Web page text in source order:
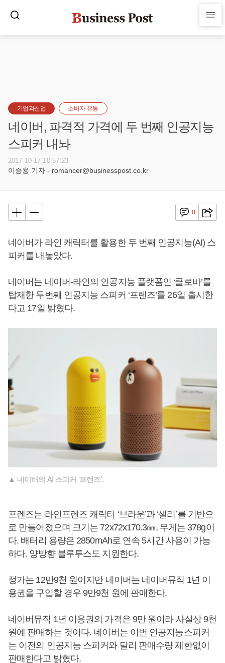
기업과산업 소비자·유통
네이버, 파격적 가격에 두 번째 인공지능
스피커 내놔
2017-10-17 10:57:23
이승용 기자 - romancer@businesspost.co.kr
0
네이버가 라인 캐릭터를 활용한 두 번째 인공지능(AI) 스
피커를 내놓았다.
네이버는 네이버-라인의 인공지능 플랫폼인 ‘클로바’를
탑재한 두번째 인공지능 스피커 ‘프렌즈’를 26일 출시한
다고 17일 밝혔다.
▲ 네이버의 AI 스피커 '프렌즈'.
프렌즈는 라인프렌즈 캐릭터 ‘브라운’과 ‘샐리’를 기반으
로 만들어졌으며 크기는 72x72x170.3㎜, 무게는 378g이
다. 배터리 용량은 2850mAh로 연속 5시간 사용이 가능
하다. 양방향 블루투스도 지원한다.
정가는 12만9천 원이지만 네이버는 네이버뮤직 1년 이
용권을 구입할 경우 9만9천 원에 판매한다.
네이버뮤직 1년 이용권의 가격은 9만 원이라 사실상 9천
원에 판매하는 것이다. 네이버는 이번 인공지능스피커
는 이전의 인공지능 스피커와 달리 판매수량 제한없이
판매한다고 밝혔다.